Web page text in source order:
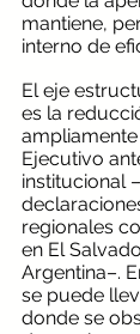
mantiene,
interno de
El eje
es la
Ejecutivo
institucional
regionales
en El
Argentina–.
se puede
donde se